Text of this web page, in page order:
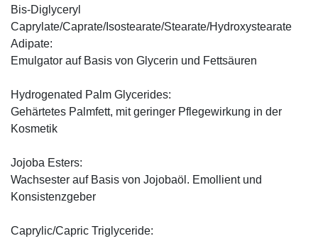
Bis-Diglyceryl
Caprylate/Caprate/Isostearate/Stearate/Hydroxystearate
Adipate:
Emulgator auf Basis von Glycerin und Fettsäuren
Hydrogenated Palm Glycerides:
Gehärtetes Palmfett, mit geringer Pflegewirkung in der
Kosmetik
Jojoba Esters:
Wachsester auf Basis von Jojobaöl. Emollient und
Konsistenzgeber
Caprylic/Capric Triglyceride: